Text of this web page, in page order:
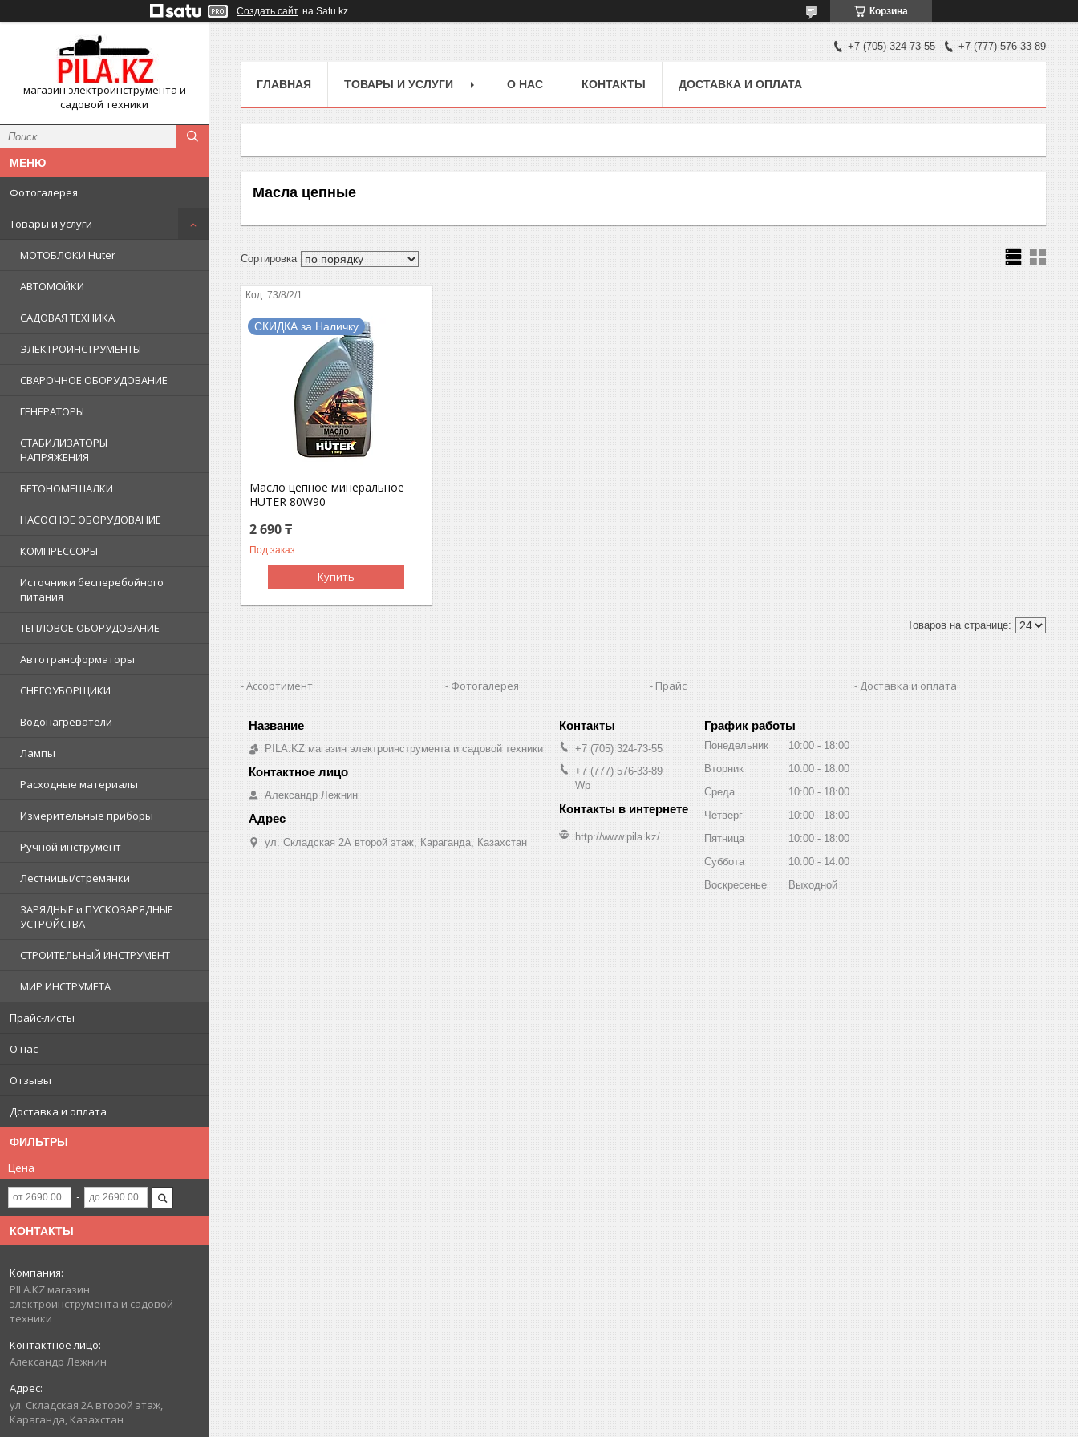
Создать сайт на Satu.kz Корзина
магазин электроинструмента и
садовой техники
Фотогалерея
Товары и услуги
МОТОБЛОКИ Huter
АВТОМОЙКИ
САДОВАЯ ТЕХНИКА
ЭЛЕКТРОИНСТРУМЕНТЫ
СВАРОЧНОЕ ОБОРУДОВАНИЕ
ГЕНЕРАТОРЫ
СТАБИЛИЗАТОРЫ
НАПРЯЖЕНИЯ
БЕТОНОМЕШАЛКИ
НАСОСНОЕ ОБОРУДОВАНИЕ
КОМПРЕССОРЫ
Источники бесперебойного
питания
ТЕПЛОВОЕ ОБОРУДОВАНИЕ
Автотрансформаторы
СНЕГОУБОРЩИКИ
Водонагреватели
Лампы
Расходные материалы
Измерительные приборы
Ручной инструмент
Лестницы/стремянки
ЗАРЯДНЫЕ и ПУСКОЗАРЯДНЫЕ
УСТРОЙСТВА
СТРОИТЕЛЬНЫЙ ИНСТРУМЕНТ
МИР ИНСТРУМЕТА
Прайс-листы
О нас
Отзывы
Доставка и оплата
ФИЛЬТРЫ
Цена
КОНТАКТЫ
PILA.KZ магазин
электроинструмента и садовой
техники
Александр Лежнин
ул. Складская 2А второй этаж,
Караганда, Казахстан
+7 (705) 324-73-55 +7 (777) 576-33-89
ГЛАВНАЯ ТОВАРЫ И УСЛУГИ О НАС КОНТАКТЫ ДОСТАВКА И ОПЛАТА
Масла цепные
73/8/2/1
СКИДКА за Наличку
Масло цепное минеральное
HUTER 80W90
2 690 ₸
Под заказ
Купить
Ассортимент Фотогалерея Прайс Доставка и оплата
PILA.KZ магазин электроинструмента и садовой техники
Александр Лежнин
ул. Складская 2А второй этаж, Караганда, Казахстан
+7 (705) 324-73-55
+7 (777) 576-33-89
Wp
http://www.pila.kz/
График работы
Понедельник 10:00
18:00
Вторник
10:00
18:00
Среда
10:00
18:00
Четверг
10:00
18:00
Пятница
10:00
18:00
Суббота
10:00
14:00
Воскресенье
Выходной